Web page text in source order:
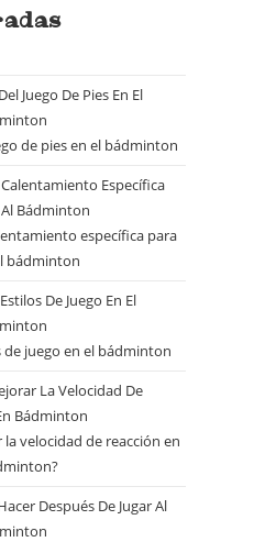
de pies en el bádminton
específica para
bádminton
juego en el bádminton
velocidad de reacción en